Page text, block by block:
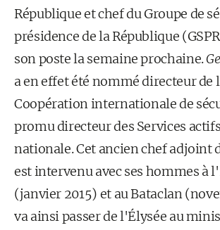
République et chef du Groupe de
présidence de la République
son poste la semaine prochaine.
a en effet été nommé directeur de
Coopération internationale de
promu directeur des Services
nationale. Cet ancien chef adjoint
est intervenu avec ses hommes à
(janvier 2015) et au Bataclan
va ainsi passer de l'Élysée au